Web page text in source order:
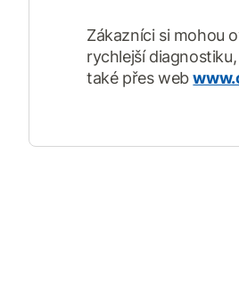
Zákazníci si mohou
rychlejší
také přes web